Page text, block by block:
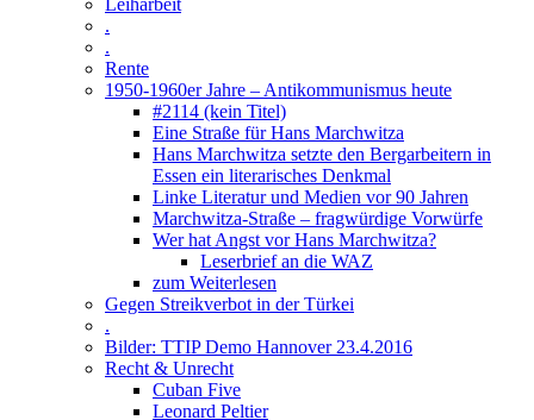
Leiharbeit
.
.
Rente
1950-1960er Jahre – Antikommunismus heute
#2114 (kein Titel)
Eine Straße für Hans Marchwitza
Hans Marchwitza setzte den Bergarbeitern in
Essen ein literarisches Denkmal
Linke Literatur und Medien vor 90 Jahren
Marchwitza-Straße – fragwürdige Vorwürfe
Wer hat Angst vor Hans Marchwitza?
Leserbrief an die WAZ
zum Weiterlesen
Gegen Streikverbot in der Türkei
.
Bilder: TTIP Demo Hannover 23.4.2016
Recht & Unrecht
Cuban Five
Leonard Peltier